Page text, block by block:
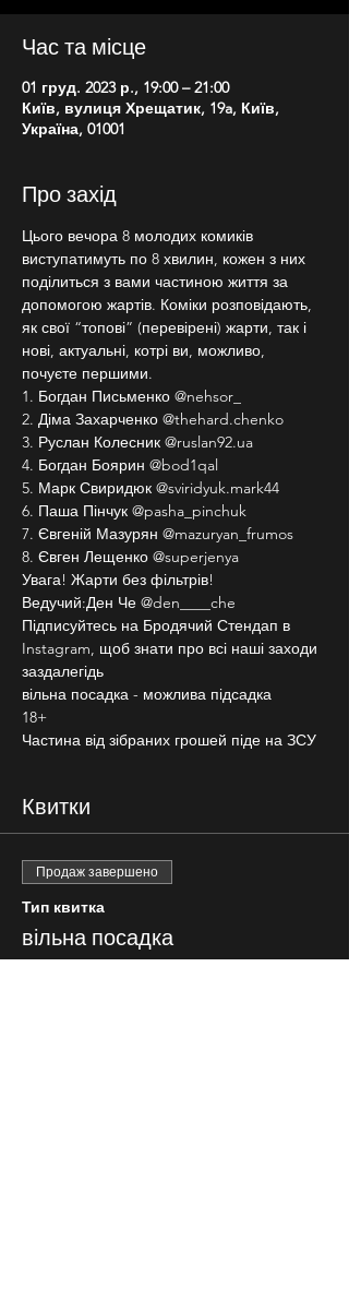
Час та місце
01 груд. 2023 р., 19:00 – 21:00
Київ, вулиця Хрещатик, 19a, Київ,
Україна, 01001
Про захід
Цього вечора 8 молодих комиків
виступатимуть по 8 хвилин, кожен з них
поділиться з вами частиною життя за
допомогою жартів. Коміки розповідають,
як свої “топові” (перевірені) жарти, так і
нові, актуальні, котрі ви, можливо,
почуєте першими.
1. Богдан Письменко @nehsor_
2. Діма Захарченко @thehard.chenko
3. Руслан Колесник @ruslan92.ua
4. Богдан Боярин @bod1qal
5. Марк Свиридюк @sviridyuk.mark44
6. Паша Пінчук @pasha_pinchuk
7. Євгеній Мазурян @mazuryan_frumos
8. Євген Лещенко @superjenya
Увага! Жарти без фільтрів!
Ведучий:Ден Че @den____che
Підписуйтесь на Бродячий Стендап в
Instagram, щоб знати про всі наші заходи
заздалегідь
вільна посадка - можлива підсадка
18+
Частина від зібраних грошей піде на ЗСУ
Квитки
Продаж завершено
Тип квитка
вільна посадка